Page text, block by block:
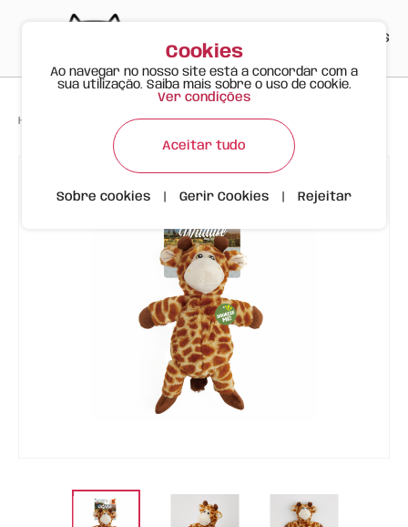
ES
Happy Meow Produtos > > Girafa | Vida Selvagem | Peluche FOFOS
Cookies
Ao navegar no nosso site está a concordar com a
sua utilização. Saiba mais sobre o uso de cookie.
Ver condições
Aceitar tudo
Sobre cookies Gerir Cookies Rejeitar